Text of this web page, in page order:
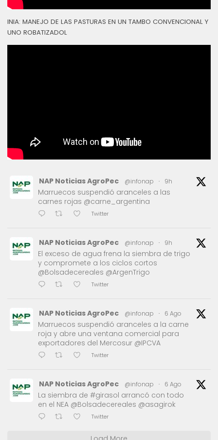
INIA: MANEJO DE LAS PASTURAS EN UN TAMBO CONVENCIONAL Y
UNO ROBATIZADOL
NAP Noticias AgroPec @infonap · 9h
Marruecos suspendió aranceles a las
carnes rojas @carne_argentina
Twitter
NAP Noticias AgroPec @infonap · 9h
El exceso de agua frena la siembra de trigo
y compromete a los ciclos cortos
@Bolsadecereales @ArgenTrigo
Twitter
NAP Noticias AgroPec @infonap · 6 Ago
Marruecos suspendió aranceles a la carne
roja y abre una ventana comercial para
exportadores del Mercosur @IPCVA
Twitter
NAP Noticias AgroPec @infonap · 6 Ago
La siembra de #girasol arrancó con todo
en el NEA @Bolsadecereales @asagirok
Twitter